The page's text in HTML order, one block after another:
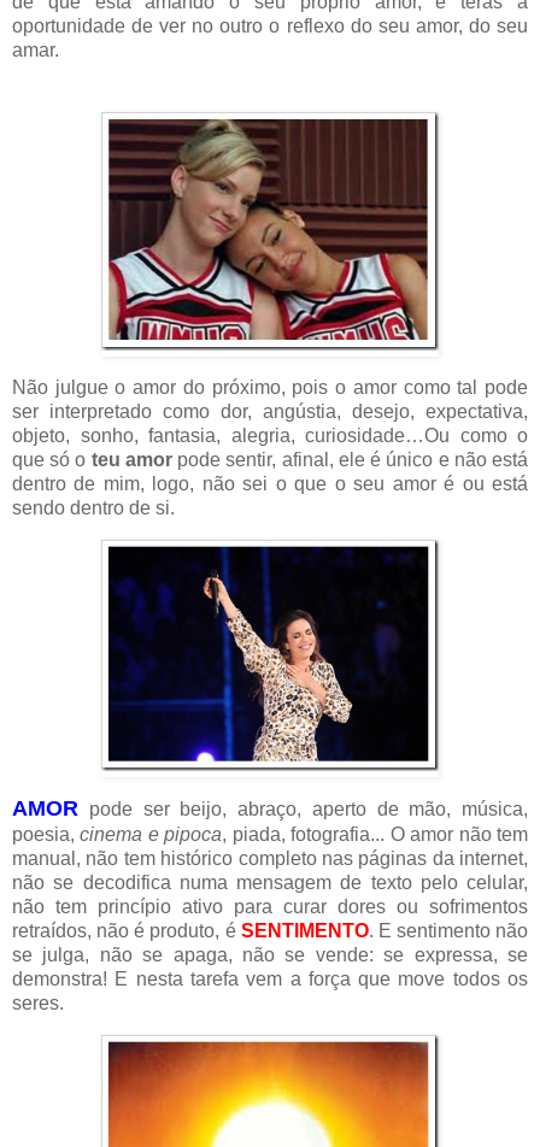
oportunidade de ver no outro o reflexo do seu amor, do seu
amar.
Não julgue o amor do próximo, pois o amor como tal pode
ser interpretado como dor, angústia, desejo, expectativa,
objeto, sonho, fantasia, alegria, curiosidade…Ou como o
que só o teu amorpode sentir, afinal, ele é único e não está
dentro de mim, logo, não sei o que o seu amor é ou está
sendo dentro de si.
AMOR pode ser beijo, abraço, aperto de mão, música,
poesia,cinema e pipoca, piada, fotografia... O amor não tem
manual, não tem histórico completo nas páginas da internet,
não se decodifica numa mensagem de texto pelo celular,
não tem princípio ativo para curar dores ou sofrimentos
retraídos, não é produto, é SENTIMENTO. E sentimento não
se julga, não se apaga, não se vende: se expressa, se
demonstra! E nesta tarefa vem a força que move todos os
seres.